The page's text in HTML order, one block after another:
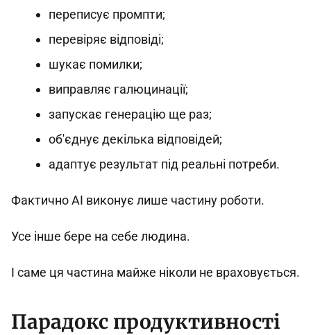
переписує промпти;
перевіряє відповіді;
шукає помилки;
виправляє галюцинації;
запускає генерацію ще раз;
об'єднує декілька відповідей;
адаптує результат під реальні потреби.
Фактично AI виконує лише частину роботи.
Усе інше бере на себе людина.
І саме ця частина майже ніколи не враховується.
Парадокс продуктивності